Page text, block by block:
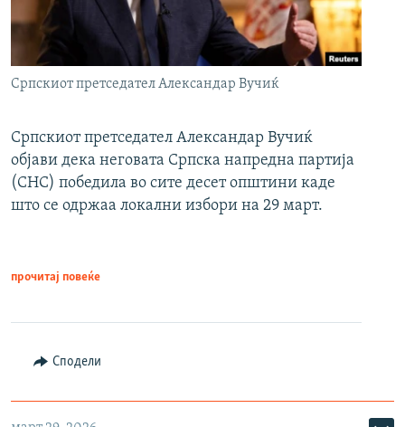
Српскиот претседател Александар Вучиќ
Српскиот претседател Александар Вучиќ
објави дека неговата Српска напредна партија
(СНС) победила во сите десет општини каде
што се одржаа локални избори на 29 март.
прочитај повеќе
Сподели